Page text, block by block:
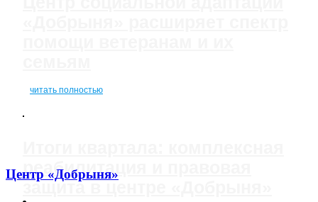
читать полностью
реабилитация и правовая
защита в центре «Добрыня»
Центр «Добрыня»